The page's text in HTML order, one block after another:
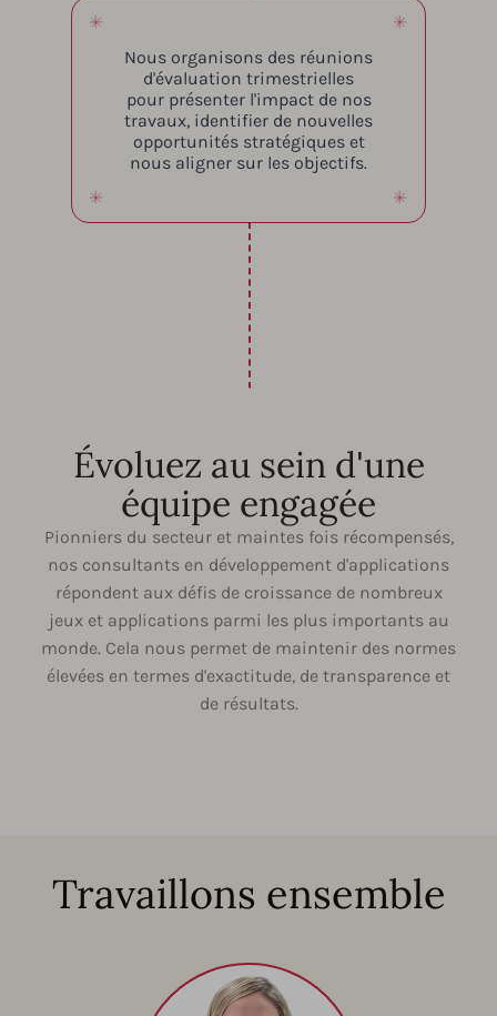
Nous organisons des réunions
d'évaluation trimestrielles
pour présenter l'impact de nos
travaux, identifier de nouvelles
opportunités stratégiques et
nous aligner sur les objectifs.
Évoluez au sein d'une
équipe engagée
Pionniers du secteur et maintes fois récompensés,
nos consultants en développement d'applications
répondent aux défis de croissance de nombreux
jeux et applications parmi les plus importants au
monde. Cela nous permet de maintenir des normes
élevées en termes d'exactitude, de transparence et
de résultats.
Travaillons ensemble